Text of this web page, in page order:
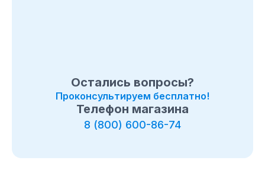
Остались вопросы?
Проконсультируем бесплатно!
Телефон магазина
8 (800) 600-86-74